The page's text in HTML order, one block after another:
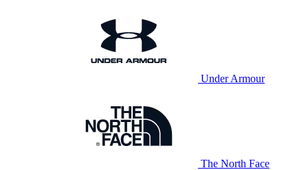
Under Armour
The North Face